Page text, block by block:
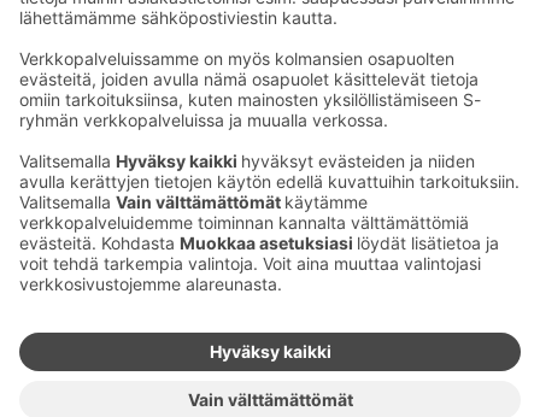
Sähköpostiosoitteet S-ryhmässä ovat muotoa
etunimi.sukunimi@sok.fi
Seuraa meitä:
Muuta evästeasetuksia